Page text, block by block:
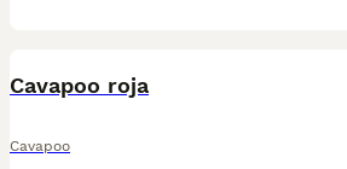
Cavapoo roja
Cavapoo